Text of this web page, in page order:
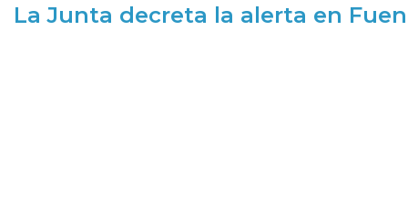
La Junta decreta la alerta en